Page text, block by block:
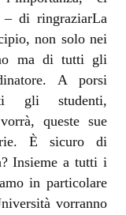
– di ringraziarLa
non solo nei
ma di tutti gli
A porsi
gli studenti,
queste sue
È sicuro di
Insieme a tutti i
in particolare
vorranno